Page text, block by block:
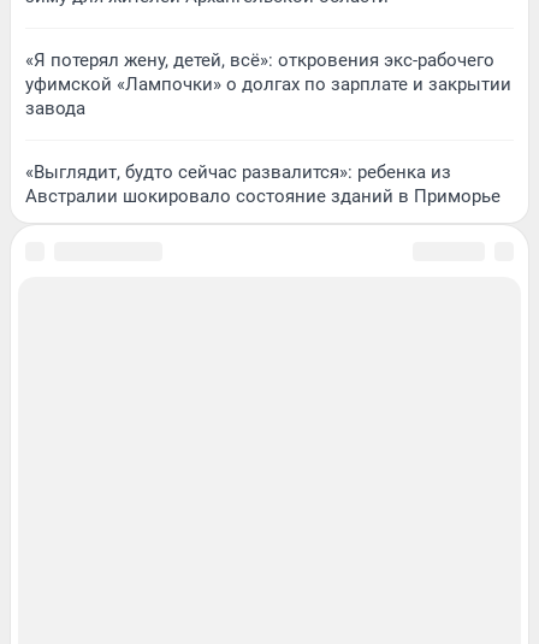
«Я потерял жену, детей, всё»: откровения экс-рабочего
уфимской «Лампочки» о долгах по зарплате и закрытии
завода
«Выглядит, будто сейчас развалится»: ребенка из
Австралии шокировало состояние зданий в Приморье